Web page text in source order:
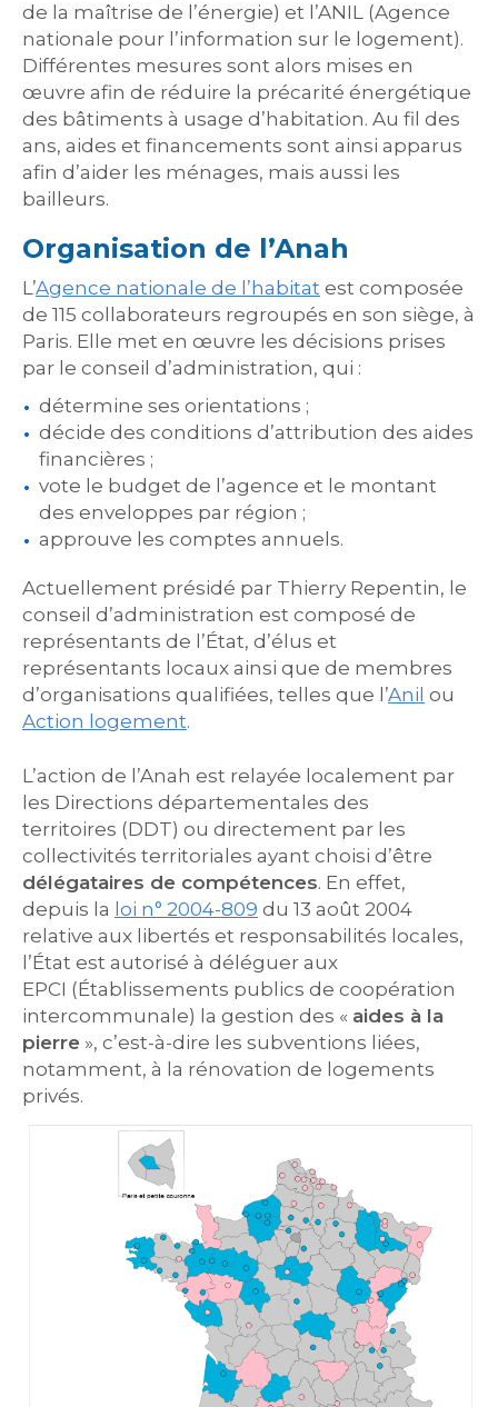
de la maîtrise de l’énergie) et l’ANIL (Agence
nationale pour l’information sur le logement).
Différentes mesures sont alors mises en
œuvre afin de réduire la précarité énergétique
des bâtiments à usage d’habitation. Au fil des
ans, aides et financements sont ainsi apparus
afin d’aider les ménages, mais aussi les
bailleurs.
Organisation de l’Anah
L’Agence nationale de l’habitat est composée
de 115 collaborateurs regroupés en son siège, à
Paris. Elle met en œuvre les décisions prises
par le conseil d’administration, qui :
détermine ses orientations ;
décide des conditions d’attribution des aides
financières ;
vote le budget de l’agence et le montant
des enveloppes par région ;
approuve les comptes annuels.
Actuellement présidé par Thierry Repentin, le
conseil d’administration est composé de
représentants de l’État, d’élus et
représentants locaux ainsi que de membres
d’organisations qualifiées, telles que l’Anil ou
Action logement.
L’action de l’Anah est relayée localement par
les Directions départementales des
territoires (DDT) ou directement par les
collectivités territoriales ayant choisi d’être
délégataires de compétences. En effet,
depuis la loi n° 2004-809 du 13 août 2004
relative aux libertés et responsabilités locales,
l’État est autorisé à déléguer aux
EPCI (Établissements publics de coopération
intercommunale) la gestion des « aides à la
pierre », c’est-à-dire les subventions liées,
notamment, à la rénovation de logements
privés.